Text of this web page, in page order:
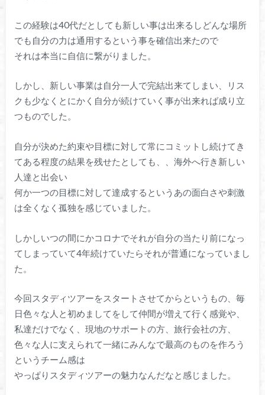
この経験は40代だとしても新しい事は出来るしどんな場所
でも自分の力は通用するという事を確信出来たので
それは本当に自信に繋がりました。
しかし、新しい事業は自分一人で完結出来てしまい、リス
クも少なくとにかく自分が続けていく事が出来れば成り立
つものでした。
自分が決めた約束や目標に対して常にコミットし続けてき
てある程度の結果を残せたとしても、、海外へ行き新しい
人達と出会い
何か一つの目標に対して達成するというあの面白さや刺激
は全くなく孤独を感じていました。
しかしいつの間にかコロナでそれが自分の当たり前になっ
てしまっていて4年続けていたらそれが普通になっていまし
た。
今回スタディツアーをスタートさせてからというもの、毎
日色々な人と初めましてをして仲間が増えて行く感覚や、
私達だけでなく、現地のサポートの方、旅行会社の方、
色々な人に支えられて一緒にみんなで最高のものを作ろう
というチーム感は
やっぱりスタディツアーの魅力なんだなと感じました。